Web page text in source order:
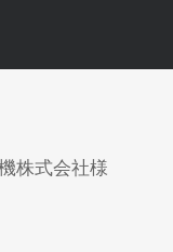
株式会社様